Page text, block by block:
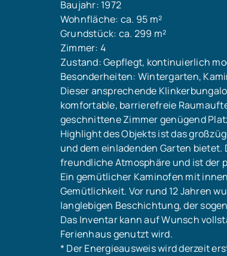
Baujahr: 1972
Wohnfläche: ca. 95 m²
Grundstück: ca. 299 m²
Zimmer: 4
Zustand: Gepflegt, kontinuierlich
Besonderheiten: Wintergarten,
Dieser ansprechende
komfortable, barrierefreie
geschnittene Zimmer genügend
Highlight des Objekts ist das
und dem einladenden Garten
freundliche Atmosphäre und ist der
Ein gemütlicher Kaminofen mit
Gemütlichkeit. Vor rund 12 Jahren
langlebigen Beschichtung, der
Das Inventar kann auf Wunsch
Ferienhaus genutzt wird.
* Der Energieausweis wird derzeit